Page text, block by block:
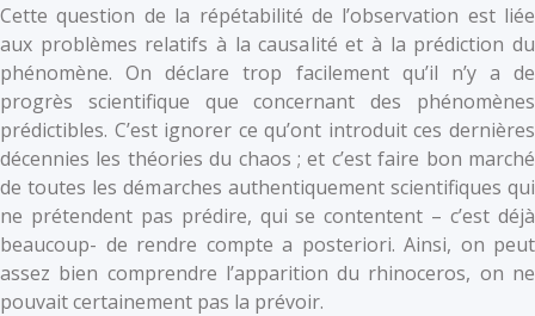
Cette question de la répétabilité de l’observation est liée
aux problèmes relatifs à la causalité et à la prédiction du
phénomène. On déclare trop facilement qu’il n’y a de
progrès scientifique que concernant des phénomènes
prédictibles. C’est ignorer ce qu’ont introduit ces dernières
décennies les théories du chaos ; et c’est faire bon marché
de toutes les démarches authentiquement scientifiques qui
ne prétendent pas prédire, qui se contentent – c’est déjà
beaucoup- de rendre compte a posteriori. Ainsi, on peut
assez bien comprendre l’apparition du rhinoceros, on ne
pouvait certainement pas la prévoir.